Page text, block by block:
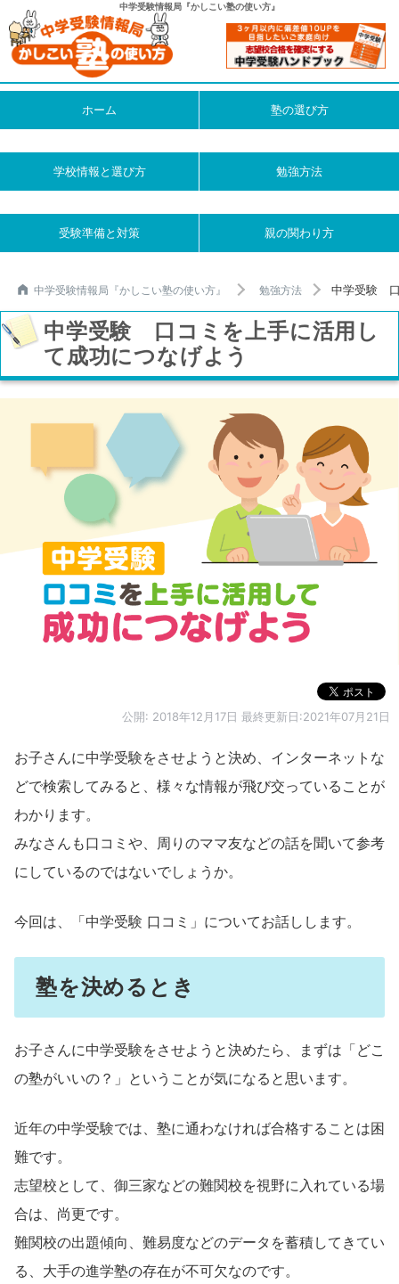
中学受験情報局『かしこい塾の使い方』
ホーム 塾の選び方
学校情報と選び方 勉強方法
受験準備と対策 親の関わり方
中学受験情報局『かしこい塾の使い方』 勉強方法 中学受験 口
中学受験 口コミを上手に活用し
て成功につなげよう
公開: 2018年12月17日 最終更新日:2021年07月21日
お子さんに中学受験をさせようと決め、インターネットな
どで検索してみると、様々な情報が飛び交っていることが
わかります。
みなさんも口コミや、周りのママ友などの話を聞いて参考
にしているのではないでしょうか。
今回は、「中学受験 口コミ」についてお話しします。
塾を決めるとき
お子さんに中学受験をさせようと決めたら、まずは「どこ
の塾がいいの？」ということが気になると思います。
近年の中学受験では、塾に通わなければ合格することは困
難です。
志望校として、御三家などの難関校を視野に入れている場
合は、尚更です。
難関校の出題傾向、難易度などのデータを蓄積してきてい
る、大手の進学塾の存在が不可欠なのです。